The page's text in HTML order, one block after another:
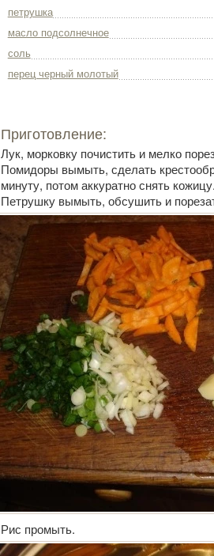
петрушка
масло подсолнечное
соль
перец черный молотый
Приготовление:
Лук, морковку почистить и мелко
Помидоры вымыть, сделать
минуту, потом аккуратно снять
Петрушку вымыть, обсушить и
Рис промыть.